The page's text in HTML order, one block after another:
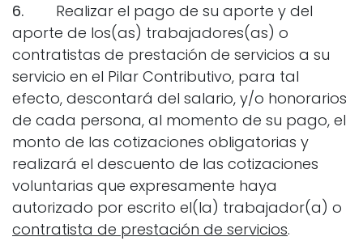
6. Realizar el pago de su aporte y del
aporte de los(as) trabajadores(as) o
contratistas de prestación de servicios a su
servicio en el Pilar Contributivo, para tal
efecto, descontará del salario, y/o honorarios
de cada persona, al momento de su pago, el
monto de las cotizaciones obligatorias y
realizará el descuento de las cotizaciones
voluntarias que expresamente haya
autorizado por escrito el(la) trabajador(a) o
contratista de prestación de servicios.